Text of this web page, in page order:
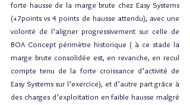
forte hausse de la marge brute chez Easy Systems
(+7points vs 4 points de hausse attendu), avec une
volonté de l’aligner progressivement sur celle de
BOA Concept périmètre historique ( à ce stade la
marge brute consolidée est, en revanche, en recul
compte tenu de la forte croissance d’activité de
Easy Systems sur l’exercice), et d’autre part grâce à
des charges d’exploitation en faible hausse malgré